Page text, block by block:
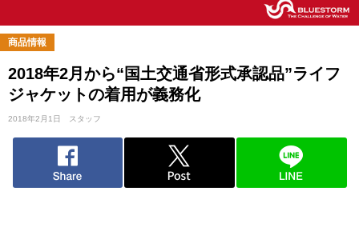
商品情報
2018年2月から“国土交通省形式承認品”ライフ
ジャケットの着用が義務化
2018年2月1日 スタッフ